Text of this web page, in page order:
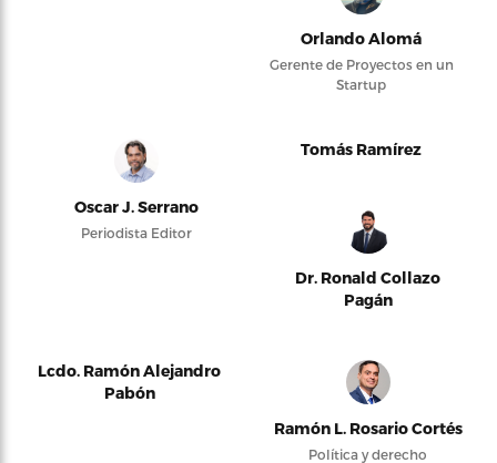
Orlando Alomá
Gerente de Proyectos en un
Startup
Oscar J. Serrano
Periodista Editor
Tomás Ramírez
Dr. Ronald Collazo
Pagán
Lcdo. Ramón Alejandro
Pabón
Ramón L. Rosario Cortés
Política y derecho